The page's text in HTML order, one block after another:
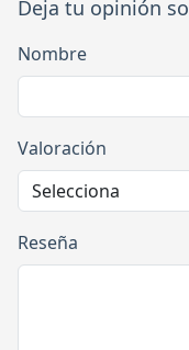
Deja tu opinión
Nombre
Valoración
Reseña